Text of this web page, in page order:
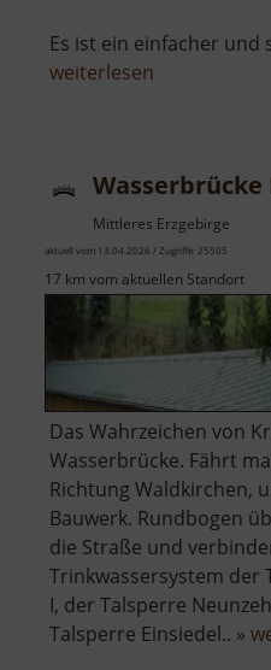
Es ist ein einfacher und
weiterlesen
Mittleres Erzgebirge
aktuell vom 13.04.2026 / Zugriffe: 25505
17 km vom aktuellen Standort
Das Wahrzeichen von
Wasserbrücke. Fährt
Richtung Waldkirchen,
Bauwerk. Rundbogen
die Straße und
Trinkwassersystem der
I, der Talsperre
Talsperre Einsiedel.. »